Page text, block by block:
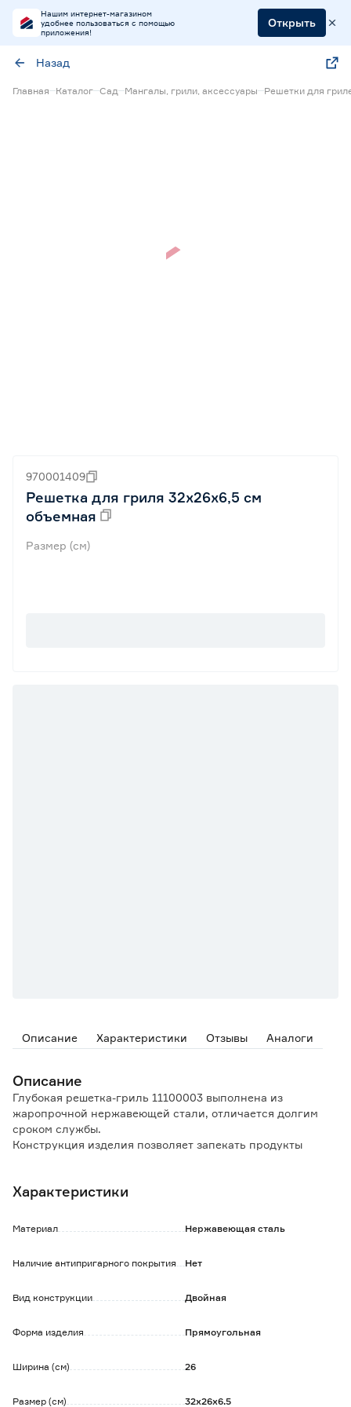
Нашим интернет-магазином
удобнее пользоваться с помощью
приложения!
Открыть
Назад
Главная Каталог Сад Мангалы, грили, аксессуары Решетки для
970001409
Решетка для гриля 32x26x6,5 см
объемная
Размер (см)
Описание Характеристики Отзывы Аналоги
Описание
Глубокая решетка-гриль 11100003 выполнена из
жаропрочной нержавеющей стали, отличается долгим
сроком службы.
Конструкция изделия позволяет запекать продукты
пользователя от ожогов.
решетки.
Обратите внимание:
действующей скидки.
Характеристики
Материал Нержавеющая сталь
Наличие антипригарного покрытия Нет
Вид конструкции Двойная
Форма изделия Прямоугольная
Ширина (см) 26
Размер (см) 32х26х6.5